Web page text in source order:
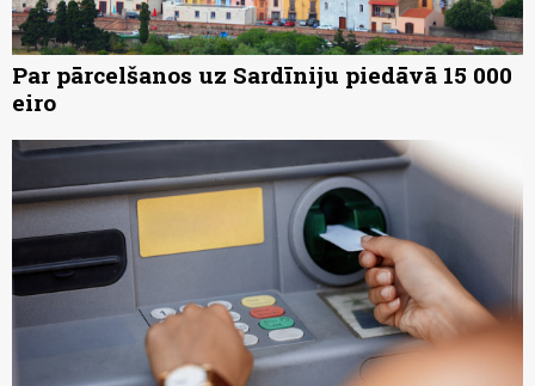
Par pārcelšanos uz Sardīniju piedāvā 15 000
eiro